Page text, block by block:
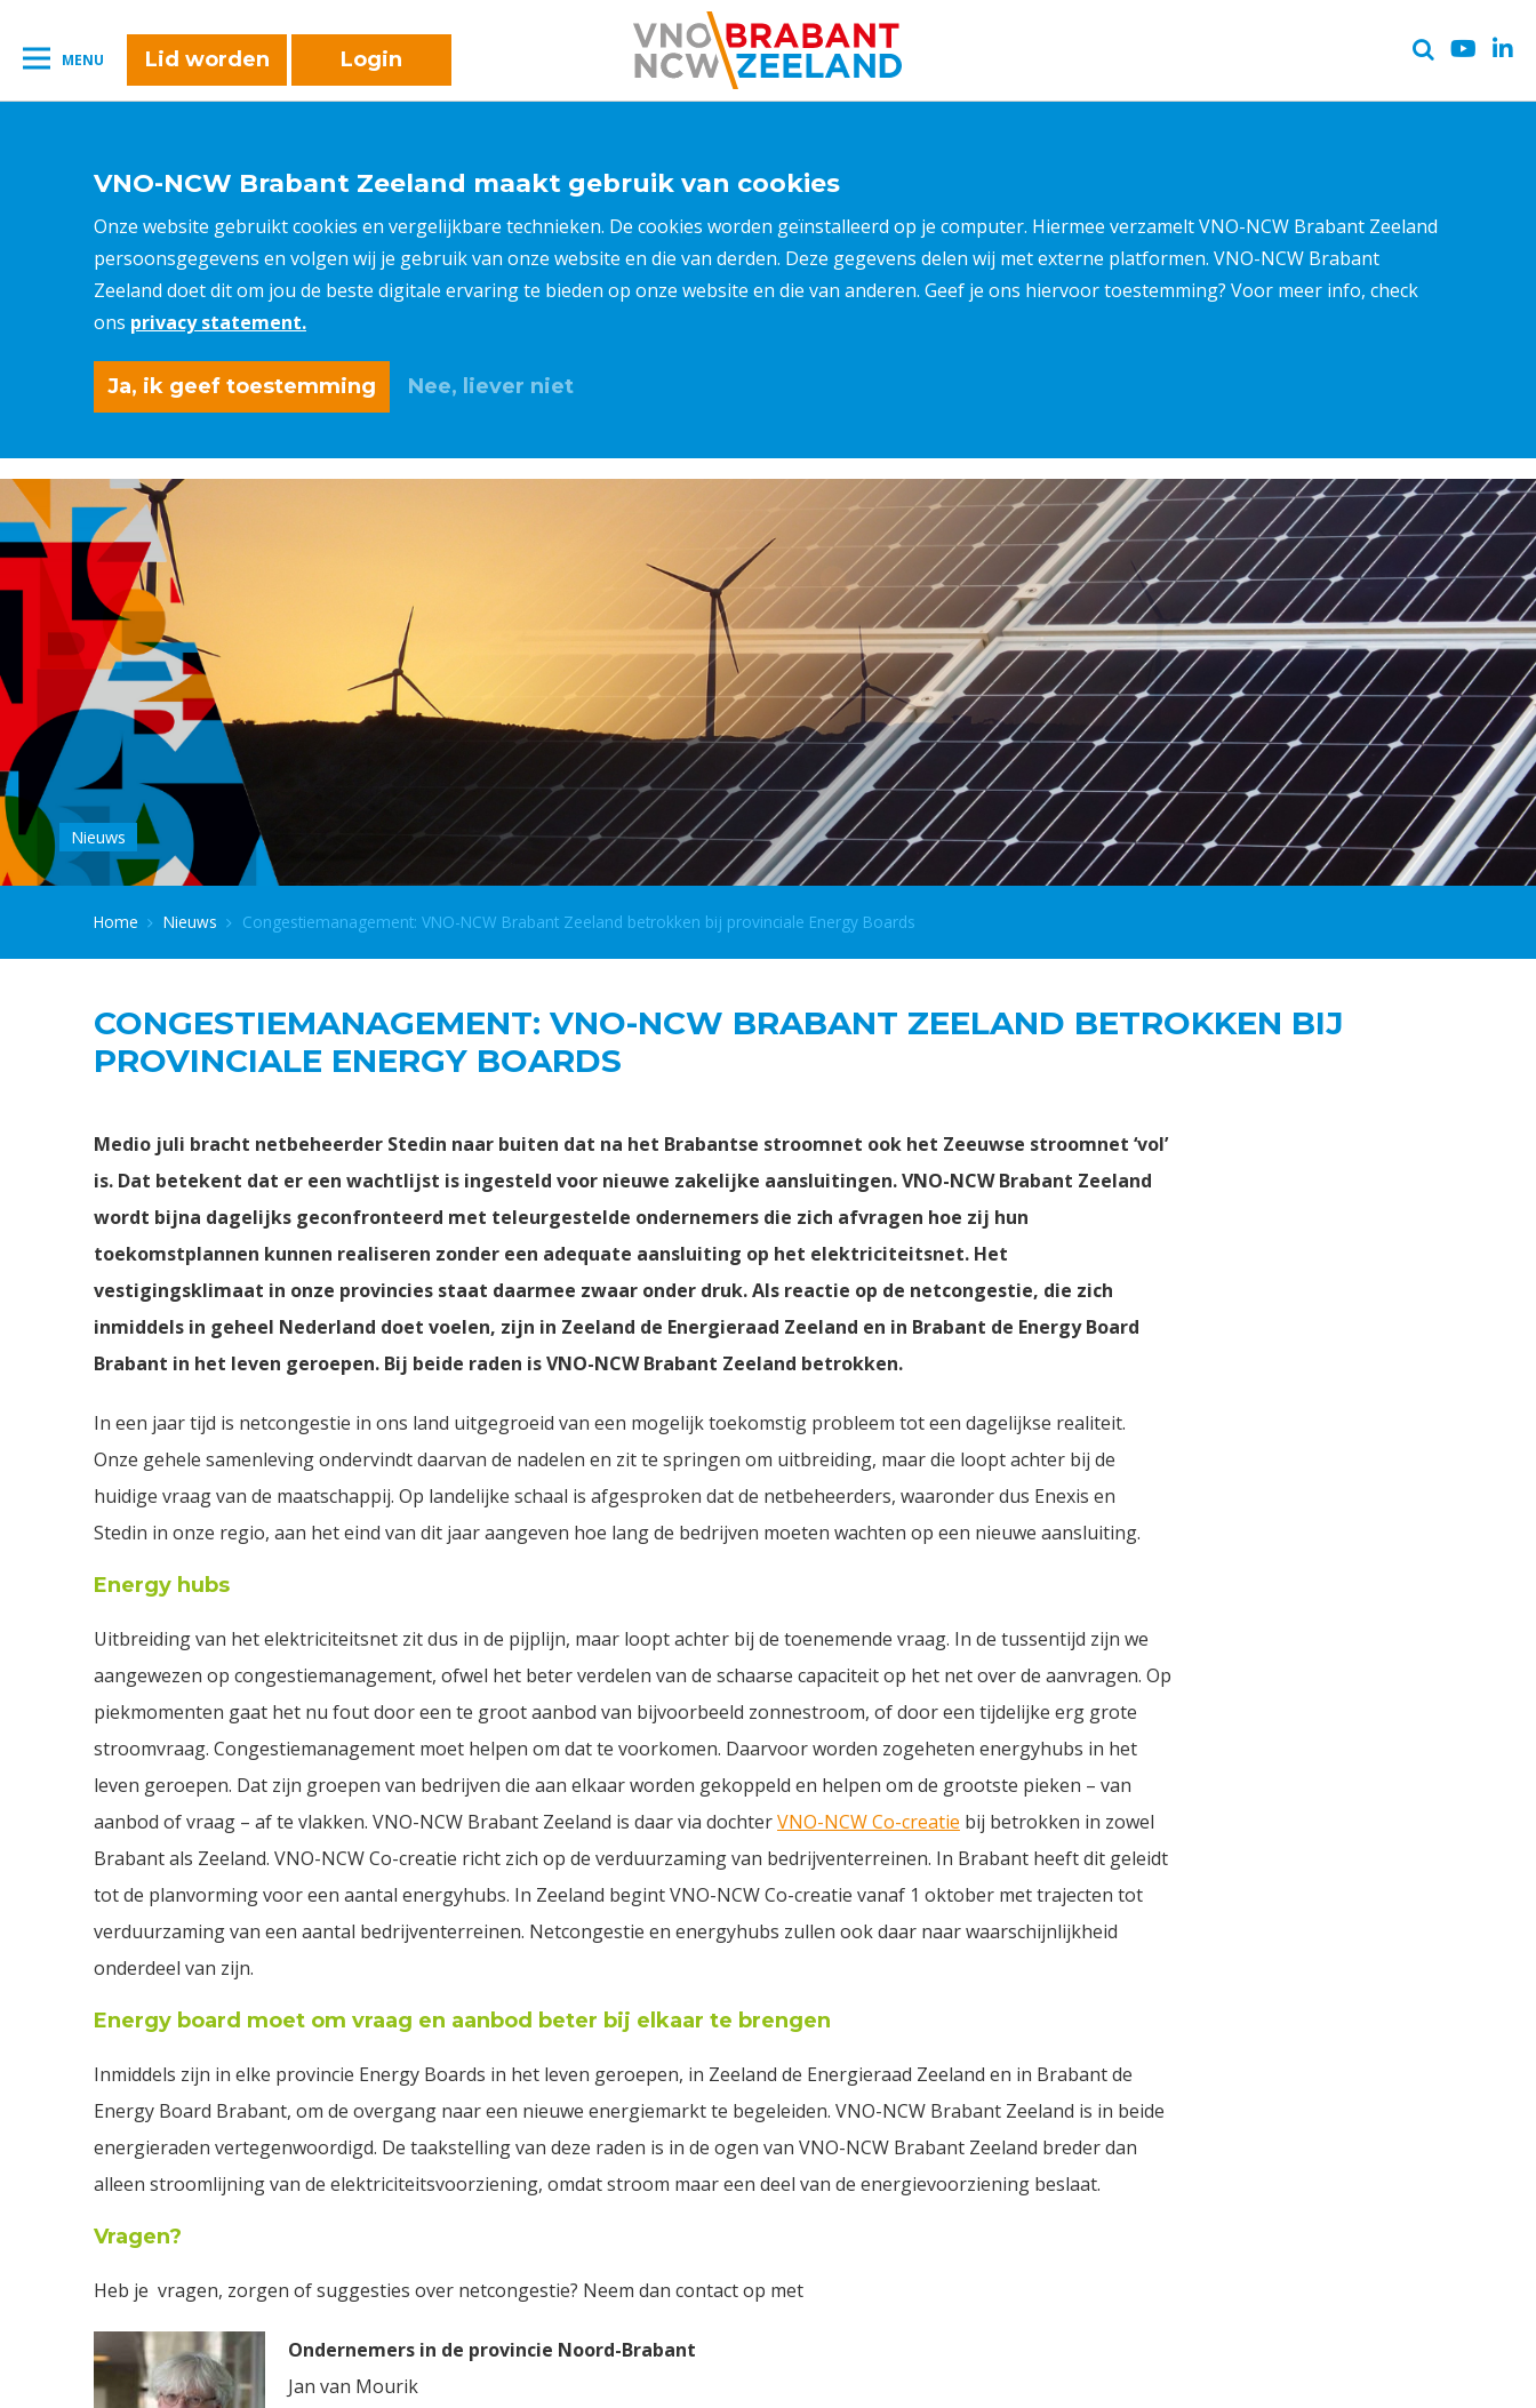
MENU Lid worden Login
VNO-NCW Brabant Zeeland maakt gebruik van cookies
Onze website gebruikt cookies en vergelijkbare technieken. De cookies worden geïnstalleerd op je computer. Hiermee verzamelt VNO-NCW Brabant Zeeland
persoonsgegevens en volgen wij je gebruik van onze website en die van derden. Deze gegevens delen wij met externe platformen. VNO-NCW Brabant
Zeeland doet dit om jou de beste digitale ervaring te bieden op onze website en die van anderen. Geef je ons hiervoor toestemming? Voor meer info, check
ons privacy statement.
Ja, ik geef toestemming Nee, liever niet
Nieuws
Home Nieuws Congestiemanagement: VNO-NCW Brabant Zeeland betrokken bij provinciale Energy Boards
CONGESTIEMANAGEMENT: VNO-NCW BRABANT ZEELAND BETROKKEN BIJ
PROVINCIALE ENERGY BOARDS
Medio juli bracht netbeheerder Stedin naar buiten dat na het Brabantse stroomnet ook het Zeeuwse stroomnet ‘vol’
is. Dat betekent dat er een wachtlijst is ingesteld voor nieuwe zakelijke aansluitingen. VNO-NCW Brabant Zeeland
wordt bijna dagelijks geconfronteerd met teleurgestelde ondernemers die zich afvragen hoe zij hun
toekomstplannen kunnen realiseren zonder een adequate aansluiting op het elektriciteitsnet. Het
vestigingsklimaat in onze provincies staat daarmee zwaar onder druk. Als reactie op de netcongestie, die zich
inmiddels in geheel Nederland doet voelen, zijn in Zeeland de Energieraad Zeeland en in Brabant de Energy Board
Brabant in het leven geroepen. Bij beide raden is VNO-NCW Brabant Zeeland betrokken.
In een jaar tijd is netcongestie in ons land uitgegroeid van een mogelijk toekomstig probleem tot een dagelijkse realiteit.
Onze gehele samenleving ondervindt daarvan de nadelen en zit te springen om uitbreiding, maar die loopt achter bij de
huidige vraag van de maatschappij. Op landelijke schaal is afgesproken dat de netbeheerders, waaronder dus Enexis en
Stedin in onze regio, aan het eind van dit jaar aangeven hoe lang de bedrijven moeten wachten op een nieuwe aansluiting.
Energy hubs
Uitbreiding van het elektriciteitsnet zit dus in de pijplijn, maar loopt achter bij de toenemende vraag. In de tussentijd zijn we
aangewezen op congestiemanagement, ofwel het beter verdelen van de schaarse capaciteit op het net over de aanvragen. Op
piekmomenten gaat het nu fout door een te groot aanbod van bijvoorbeeld zonnestroom, of door een tijdelijke erg grote
stroomvraag. Congestiemanagement moet helpen om dat te voorkomen. Daarvoor worden zogeheten energyhubs in het
leven geroepen. Dat zijn groepen van bedrijven die aan elkaar worden gekoppeld en helpen om de grootste pieken – van
aanbod of vraag – af te vlakken. VNO-NCW Brabant Zeeland is daar via dochterVNO-NCW Co-creatie bij betrokken in zowel
Brabant als Zeeland. VNO-NCW Co-creatie richt zich op de verduurzaming van bedrijventerreinen. In Brabant heeft dit geleidt
tot de planvorming voor een aantal energyhubs. In Zeeland begint VNO-NCW Co-creatie vanaf 1 oktober met trajecten tot
verduurzaming van een aantal bedrijventerreinen. Netcongestie en energyhubs zullen ook daar naar waarschijnlijkheid
onderdeel van zijn.
Energy board moet om vraag en aanbod beter bij elkaar te brengen
Inmiddels zijn in elke provincie Energy Boards in het leven geroepen, in Zeeland de Energieraad Zeeland en in Brabant de
Energy Board Brabant, om de overgang naar een nieuwe energiemarkt te begeleiden. VNO-NCW Brabant Zeeland is in beide
energieraden vertegenwoordigd. De taakstelling van deze raden is in de ogen van VNO-NCW Brabant Zeeland breder dan
alleen stroomlijning van de elektriciteitsvoorziening, omdat stroom maar een deel van de energievoorziening beslaat.
Vragen?
Heb je vragen, zorgen of suggesties over netcongestie? Neem dan contact op met
Ondernemers in de provincie Noord-Brabant
Jan van Mourik